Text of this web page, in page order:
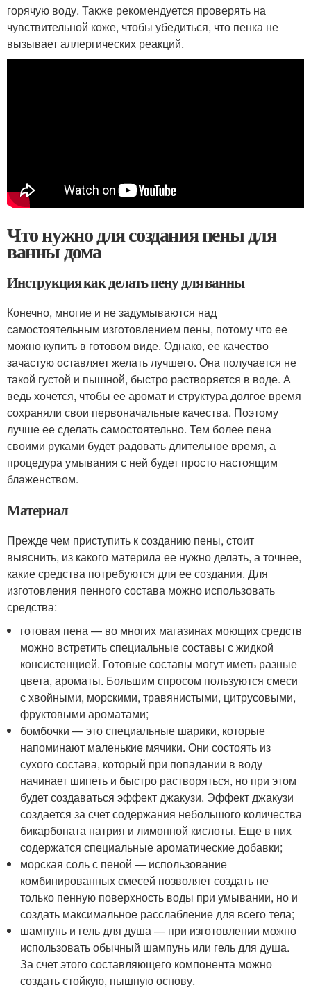
горячую воду. Также рекомендуется проверять на
чувствительной коже, чтобы убедиться, что пенка не
вызывает аллергических реакций.
Что нужно для создания пены для
ванны дома
Инструкция как делать пену для ванны
Конечно, многие и не задумываются над
самостоятельным изготовлением пены, потому что ее
можно купить в готовом виде. Однако, ее качество
зачастую оставляет желать лучшего. Она получается не
такой густой и пышной, быстро растворяется в воде. А
ведь хочется, чтобы ее аромат и структура долгое время
сохраняли свои первоначальные качества. Поэтому
лучше ее сделать самостоятельно. Тем более пена
своими руками будет радовать длительное время, а
процедура умывания с ней будет просто настоящим
блаженством.
Материал
Прежде чем приступить к созданию пены, стоит
выяснить, из какого материла ее нужно делать, а точнее,
какие средства потребуются для ее создания. Для
изготовления пенного состава можно использовать
средства:
готовая пена — во многих магазинах моющих средств
можно встретить специальные составы с жидкой
консистенцией. Готовые составы могут иметь разные
цвета, ароматы. Большим спросом пользуются смеси
с хвойными, морскими, травянистыми, цитрусовыми,
фруктовыми ароматами;
бомбочки — это специальные шарики, которые
напоминают маленькие мячики. Они состоять из
сухого состава, который при попадании в воду
начинает шипеть и быстро растворяться, но при этом
будет создаваться эффект джакузи. Эффект джакузи
создается за счет содержания небольшого количества
бикарбоната натрия и лимонной кислоты. Еще в них
содержатся специальные ароматические добавки;
морская соль с пеной — использование
комбинированных смесей позволяет создать не
только пенную поверхность воды при умывании, но и
создать максимальное расслабление для всего тела;
шампунь и гель для душа — при изготовлении можно
использовать обычный шампунь или гель для душа.
За счет этого составляющего компонента можно
создать стойкую, пышную основу.